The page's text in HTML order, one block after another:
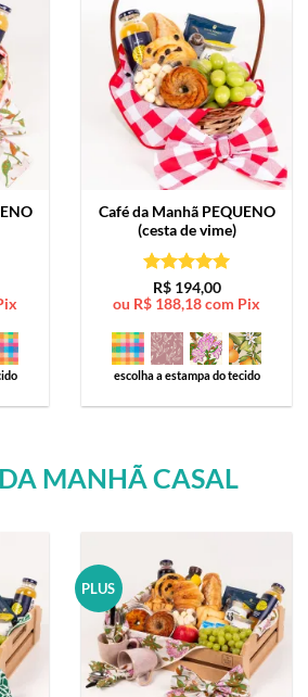
Café da Manhã PEQUENO
(cesta de vime)
Avaliação5
de 5
R$194,00
ou R$ 188,18com Pix
escolha a estampa do tecido
MANHÃ CASAL
PLUS